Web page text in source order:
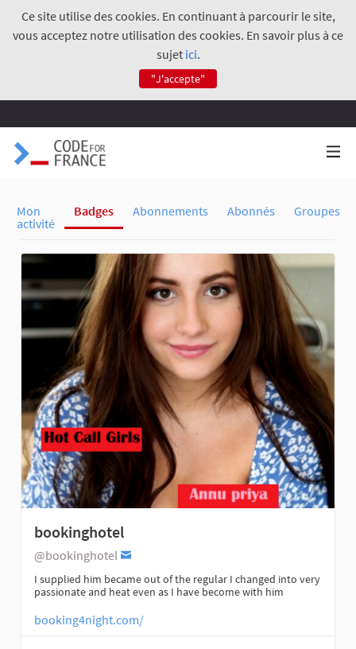
Ce site utilise des cookies. En continuant à parcourir le site,
vous acceptez notre utilisation des cookies. En savoir plus à ce
sujet ici.
"J'accepte"
Mon
activité
Badges Abonnements Abonnés Groupes
bookinghotel
@bookinghotel
I supplied him became out of the regular I changed into very
passionate and heat even as I have become with him
booking4night.com/